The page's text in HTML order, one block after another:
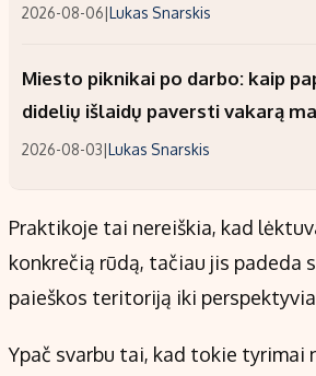
2026-08-06|Lukas Snarskis
Miesto piknikai po darbo: kaip
didelių išlaidų paversti vakarą
2026-08-03|Lukas Snarskis
Praktikoje tai nereiškia, kad
konkrečią rūdą, tačiau jis padeda
paieškos teritoriją iki
Ypač svarbu tai, kad tokie tyrimai